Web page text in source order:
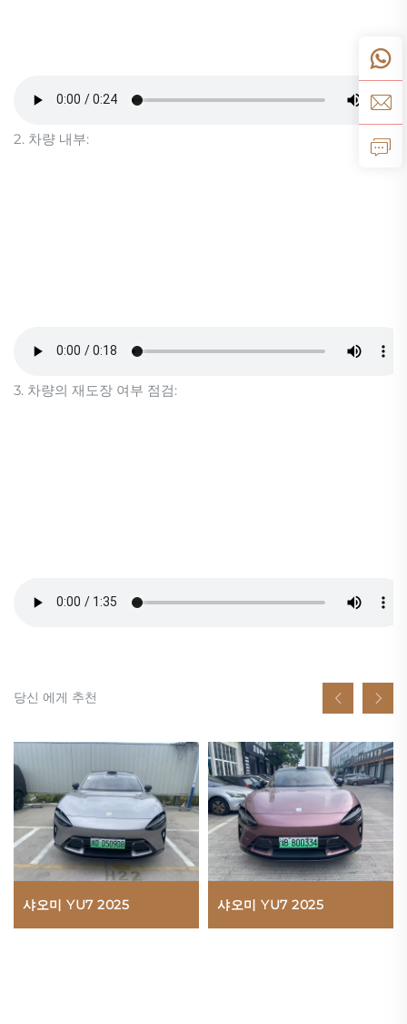
2. 차량 내부:
3. 차량의 재도장 여부 점검:
당신 에게 추천
샤오미 YU7 2025 샤오미 YU7 2025